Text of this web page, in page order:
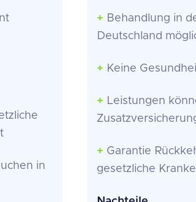
in
+ Behandlung in
Deutschland
+ Keine
+ Leistungen
+ Garantie
gesetzliche